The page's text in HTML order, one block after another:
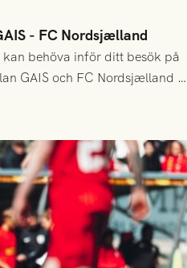
- FC Nordsjælland
behöva inför ditt besök på
GAIS och FC Nordsjælland i
kl 19.00 på torsdag